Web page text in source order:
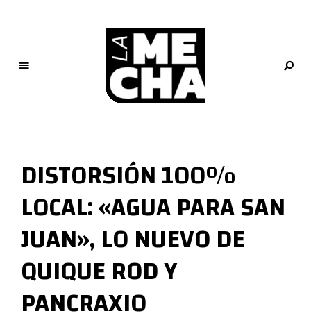
M
e
c
h
a
PERIODISMO DIGITAL
DISTORSIÓN 100%
LOCAL: «AGUA PARA SAN
JUAN», LO NUEVO DE
QUIQUE ROD Y
PANCRAXI0